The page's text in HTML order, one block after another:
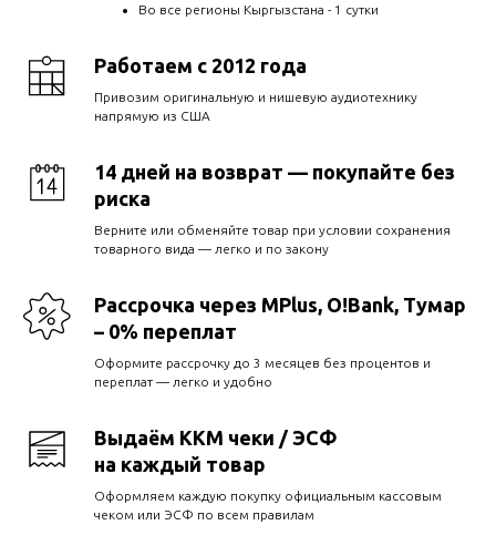
Во все регионы Кыргызстана - 1 сутки
Работаем с 2012 года
Привозим оригинальную и нишевую аудиотехнику
напрямую из США
14 дней на возврат — покупайте без
риска
Верните или обменяйте товар при условии сохранения
товарного вида — легко и по закону
Рассрочка через MPlus, O!Bank, Тумар
– 0% переплат
Оформите рассрочку до 3 месяцев без процентов и
переплат — легко и удобно
Выдаём ККМ чеки / ЭСФ
на каждый товар
Оформляем каждую покупку официальным кассовым
чеком или ЭСФ по всем правилам